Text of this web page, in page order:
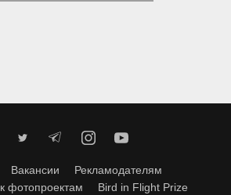
Вакансии
Рекламодателям
фотопроектам
Bird in Flight Prize